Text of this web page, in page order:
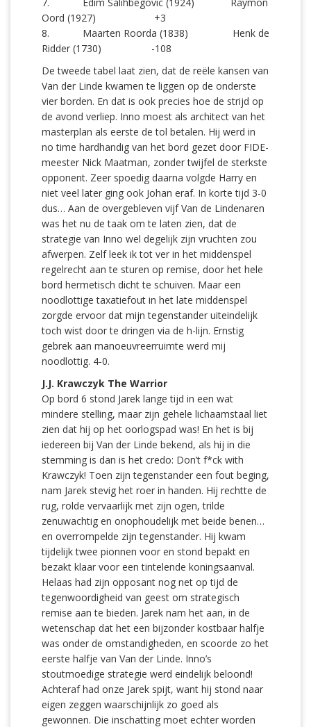
Oord (1927) +3
8. Maarten Roorda (1838) Henk de
Ridder (1730) -108
De tweede tabel laat zien, dat de reële kansen van
Van der Linde kwamen te liggen op de onderste
vier borden. En dat is ook precies hoe de strijd op
de avond verliep. Inno moest als architect van het
masterplan als eerste de tol betalen. Hij werd in
no time hardhandig van het bord gezet door FIDE-
meester Nick Maatman, zonder twijfel de sterkste
opponent. Zeer spoedig daarna volgde Harry en
niet veel later ging ook Johan eraf. In korte tijd 3-0
dus… Aan de overgebleven vijf Van de Lindenaren
was het nu de taak om te laten zien, dat de
strategie van Inno wel degelijk zijn vruchten zou
afwerpen. Zelf leek ik tot ver in het middenspel
regelrecht aan te sturen op remise, door het hele
bord hermetisch dicht te schuiven. Maar een
noodlottige taxatiefout in het late middenspel
zorgde ervoor dat mijn tegenstander uiteindelijk
toch wist door te dringen via de h-lijn. Ernstig
gebrek aan manoeuvreerruimte werd mij
noodlottig. 4-0.
J.J. Krawczyk The Warrior
Op bord 6 stond Jarek lange tijd in een wat
mindere stelling, maar zijn gehele lichaamstaal liet
zien dat hij op het oorlogspad was! En het is bij
iedereen bij Van der Linde bekend, als hij in die
stemming is dan is het credo: Don’t f*ck with
Krawczyk! Toen zijn tegenstander een fout beging,
nam Jarek stevig het roer in handen. Hij rechtte de
rug, rolde vervaarlijk met zijn ogen, trilde
zenuwachtig en onophoudelijk met beide benen…
en overrompelde zijn tegenstander. Hij kwam
tijdelijk twee pionnen voor en stond bepakt en
bezakt klaar voor een tintelende koningsaanval.
Helaas had zijn opposant nog net op tijd de
tegenwoordigheid van geest om strategisch
remise aan te bieden. Jarek nam het aan, in de
wetenschap dat het een bijzonder kostbaar halfje
was onder de omstandigheden, en scoorde zo het
eerste halfje van Van der Linde. Inno’s
stoutmoedige strategie werd eindelijk beloond!
Achteraf had onze Jarek spijt, want hij stond naar
eigen zeggen waarschijnlijk zo goed als
gewonnen. Die inschatting moet echter worden